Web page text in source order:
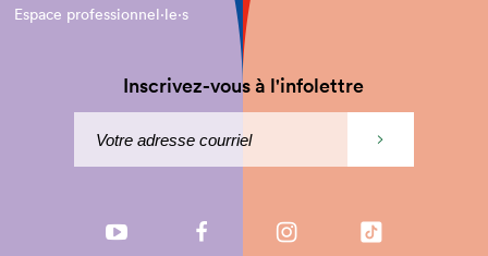
Espace professionnel·le⋅s
Inscrivez-vous à l'infolettre